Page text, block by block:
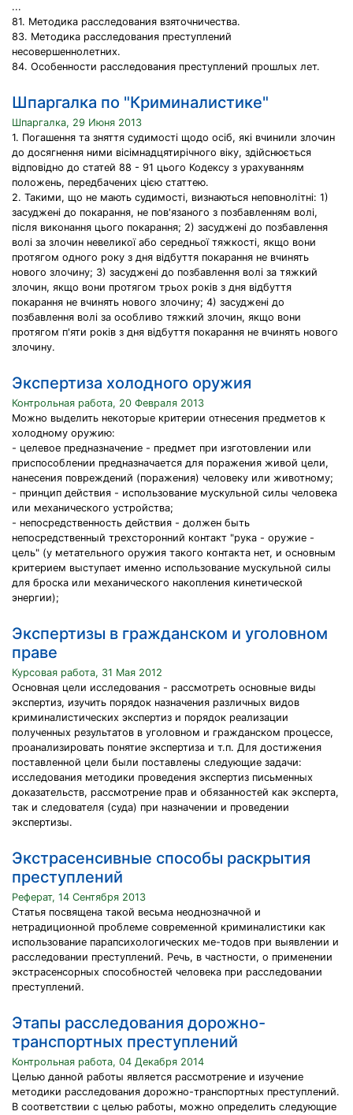
...
81. Методика расследования взяточничества.
83. Методика расследования преступлений
несовершеннолетних.
84. Особенности расследования преступлений прошлых лет.
Шпаргалка по "Криминалистике"
Шпаргалка, 29 Июня 2013
1. Погашення та зняття судимості щодо осіб, які вчинили злочин
до досягнення ними вісімнадцятирічного віку, здійснюється
відповідно до статей 88 - 91 цього Кодексу з урахуванням
положень, передбачених цією статтею.
2. Такими, що не мають судимості, визнаються неповнолітні: 1)
засуджені до покарання, не пов'язаного з позбавленням волі,
після виконання цього покарання; 2) засуджені до позбавлення
волі за злочин невеликої або середньої тяжкості, якщо вони
протягом одного року з дня відбуття покарання не вчинять
нового злочину; 3) засуджені до позбавлення волі за тяжкий
злочин, якщо вони протягом трьох років з дня відбуття
покарання не вчинять нового злочину; 4) засуджені до
позбавлення волі за особливо тяжкий злочин, якщо вони
протягом п'яти років з дня відбуття покарання не вчинять нового
злочину.
Экспертиза холодного оружия
Контрольная работа, 20 Февраля 2013
Можно выделить некоторые критерии отнесения предметов к
холодному оружию:
- целевое предназначение - предмет при изготовлении или
приспособлении предназначается для поражения живой цели,
нанесения повреждений (поражения) человеку или животному;
- принцип действия - использование мускульной силы человека
или механического устройства;
- непосредственность действия - должен быть
непосредственный трехсторонний контакт "рука - оружие -
цель" (у метательного оружия такого контакта нет, и основным
критерием выступает именно использование мускульной силы
для броска или механического накопления кинетической
энергии);
Экспертизы в гражданском и уголовном
праве
Курсовая работа, 31 Мая 2012
Основная цели исследования - рассмотреть основные виды
экспертиз, изучить порядок назначения различных видов
криминалистических экспертиз и порядок реализации
полученных результатов в уголовном и гражданском процессе,
проанализировать понятие экспертиза и т.п. Для достижения
поставленной цели были поставлены следующие задачи:
исследования методики проведения экспертиз письменных
доказательств, рассмотрение прав и обязанностей как эксперта,
так и следователя (суда) при назначении и проведении
экспертизы.
Экстрасенсивные способы раскрытия
преступлений
Реферат, 14 Сентября 2013
Статья посвящена такой весьма неоднозначной и
нетрадиционной проблеме современной криминалистики как
использование парапсихологических ме-тодов при выявлении и
расследовании преступлений. Речь, в частности, о применении
экстрасенсорных способностей человека при расследовании
преступлений.
Этапы расследования дорожно-
транспортных преступлений
Контрольная работа, 04 Декабря 2014
Целью данной работы является рассмотрение и изучение
методики расследования дорожно-транспортных преступлений.
В соответствии с целью работы, можно определить следующие